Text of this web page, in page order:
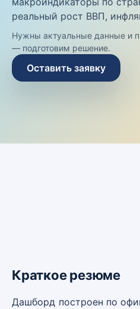
реальный рост ВВП,
Нужны актуальные данные и
— подготовим решение.
Оставить заявку
Краткое резюме
Дашборд построен по